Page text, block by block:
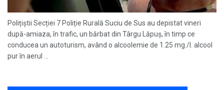
Polițiștii Secției 7 Poliție Rurală Suciu de Sus au depistat vineri
după-amiaza, în trafic, un bărbat din Târgu Lăpuş, în timp ce
conducea un autoturism, având o alcoolemie de 1.25 mg./l. alcool
pur în aerul ...